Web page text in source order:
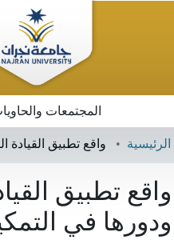
المجتمعات
الرئيسية واقع تطبيق القيادة
واقع تطبيق
ودورها في